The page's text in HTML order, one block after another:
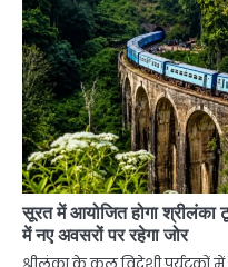
सूरत में आयोजित होगा श्रीलंका
में नए अवसरों पर रहेगा जोर